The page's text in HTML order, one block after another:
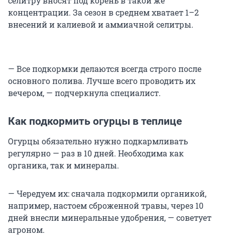
концентрации. За сезон в среднем хватает 1–2
внесений и калиевой и аммиачной селитры.
— Все подкормки делаются всегда строго после
основного полива. Лучше всего проводить их
вечером, — подчеркнула специалист.
Как подкормить огурцы в теплице
Огурцы обязательно нужно подкармливать
регулярно — раз в 10 дней. Необходима как
органика, так и минералы.
— Чередуем их: сначала подкормили органикой,
например, настоем сброженной травы, через 10
дней внесли минеральные удобрения, — советует
агроном.